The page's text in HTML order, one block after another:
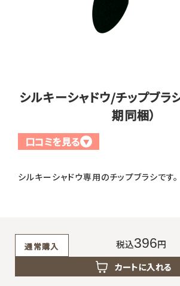
メイクアップ
美容アイテム・その他
毛穴
しわ・小じわ
メンバー特典
お支払方法
返品・交換・キャン
よくあるご質問
定期便サービス対
会社概要 プライバシー
シルキーシャドウ/チップブ
期同梱）
口コミを見る ▼
シルキーシャドウ専用のチップブラシです。
通常購入 税込396円
カートに入れる